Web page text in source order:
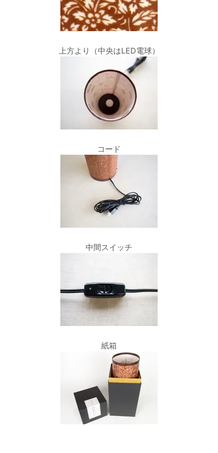
上方より（中央はLED電球）
コード
中間スイッチ
紙箱